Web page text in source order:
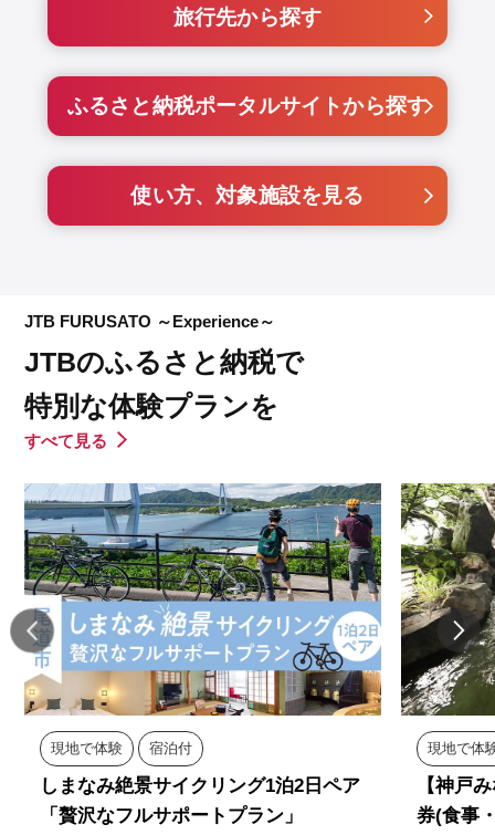
旅行先から探す
ふるさと納税ポータルサイトから探す
使い方、対象施設を見る
JTB FURUSATO ～Experience～
JTBのふるさと納税で
特別な体験プランを
すべて見る
現地で体験 宿泊付
しまなみ絶景サイクリング1泊2日ペア
「贅沢なフルサポートプラン」
現地で体
【神戸
券(食事